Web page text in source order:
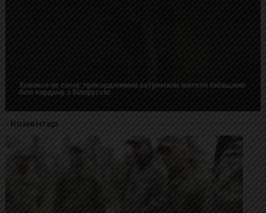
Ховався на сосні: прикордонники затримали жителя Київщини
біля кордону з Білоруссю
Коментар